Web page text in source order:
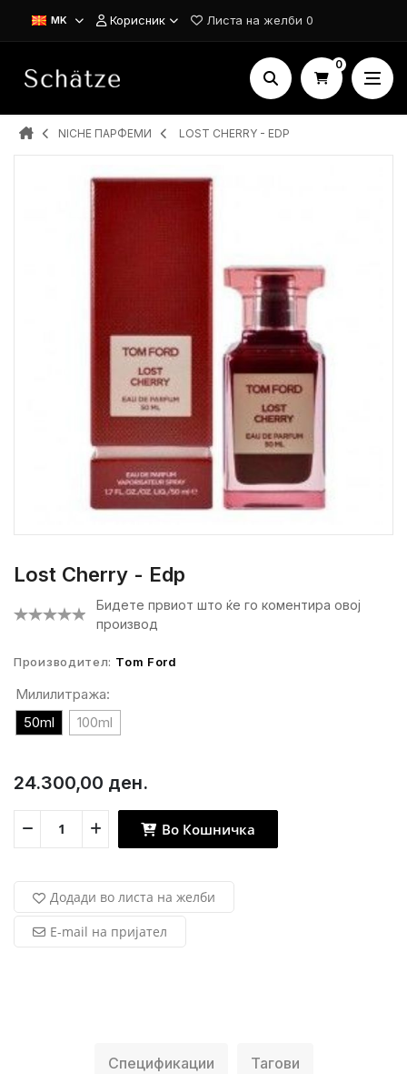
MK Корисник Листа на желби 0
0
NICHE ПАРФЕМИ LOST CHERRY - EDP
Lost Cherry - Edp
Бидете првиот што ќе го коментира овој
производ
Производител: Tom Ford
Милилитража:
50ml
100ml
24.300,00 ден.
Во Кошничка
Додади во листа на желби
E-mail на пријател
Спецификации Тагови